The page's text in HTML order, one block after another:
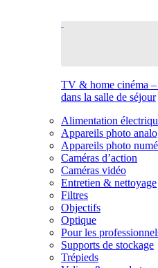
TV & home cinéma
dans la salle de séjour
Alimentation
Appareils photo
Appareils photo
Caméras d’action
Caméras vidéo
Entretien & nettoyage
Filtres
Objectifs
Optique
Pour les
Supports de stockage
Trépieds